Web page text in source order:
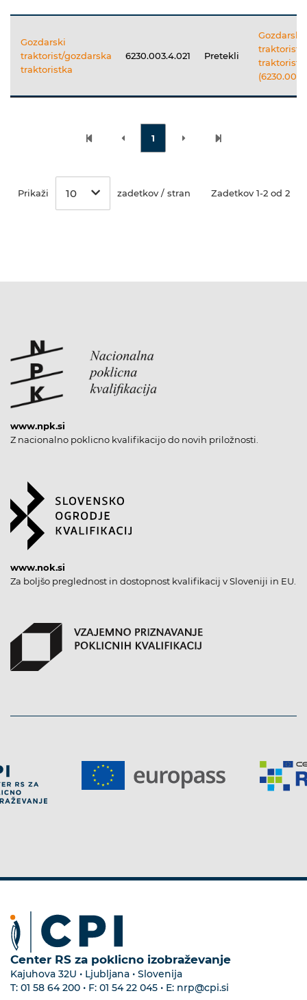
Gozdarski
traktorist/gozdarska
traktoristka
6230.003.4.021 Pretekli
Gozdarski
traktorist/
1
Prikaži 10 zadetkov / stran Zadetkov 1-2 od 2
www.npk.si
Z nacionalno poklicno kvalifikacijo do novih priložnosti.
www.nok.si
Za boljšo preglednost in dostopnost kvalifikacij v Sloveniji in EU.
Center RS za poklicno izobraževanje
Kajuhova 32U • Ljubljana • Slovenija
T: 01 58 64 200 • F: 01 54 22 045 • E: nrp@cpi.si